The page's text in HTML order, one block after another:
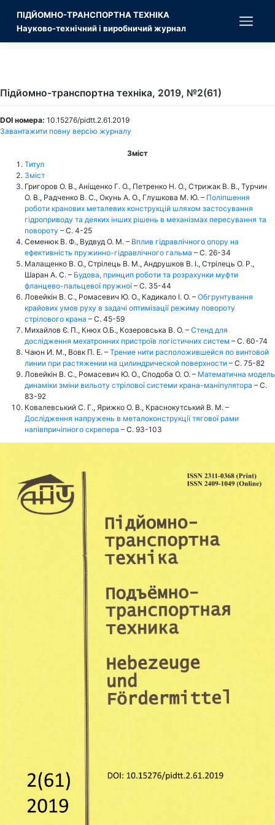
content
ПІДЙОМНО-ТРАНСПОРТНА ТЕХНІКА
Науково-технічний і виробничий журнал
Підйомно-транспортна техніка, 2019, №2(61)
DOI номера: 10.15276/pidtt.2.61.2019
Завантажити повну версію журналу
Зміст
Титул
Зміст
Григоров О. В., Аніщенко Г. О., Петренко Н. О., Стрижак В. В., Турчин
О. В., Радченко В. С., Окунь А. О., Глушкова М. Ю. – Поліпшення
роботи кранових металевих конструкцій шляхом застосування
гідроприводу та деяких інших рішень в механізмах пересування та
повороту – С. 4-25
Семенюк В. Ф., Вудвуд О. М. – Вплив гідравлічного опору на
ефективність пружинно-гідравлічного гальма – С. 26-34
Малащенко В. О., Стрілець В. М., Андрушков В. І., Стрілець О. Р.,
Шаран А. С. – Будова, принцип роботи та розрахунки муфти
фланцево-пальцевої пружної– С. 35-44
Ловейкін В. С., Ромасевич Ю. О., Кадикало І. О. – Обгрунтування
крайових умов руху в задачі оптимізації режиму повороту
стрілового крана – С. 45-59
Михайлов Є. П., Кнюх О.Б., Козеровська В. О. – Стенд для
дослідження мехатронних пристроїв логістичних систем – С. 60-74
Чаюн И. М., Вовк П. Е. – Трение нити расположившейся по винтовой
линии при растяжении на цилиндрической поверхности – С. 75-82
Ловейкін В. С., Ромасевич Ю. О., Сподоба О. О. – Математична модель
динаміки зміни вильоту стрілової системи крана-маніпулятора – С.
83-92
Ковалевський С. Г., Ярижко О. В., Краснокутський В. М. –
Дослідження напружень в металоконструкції тягової рами
напівпричіпного скрепера – С. 93-103